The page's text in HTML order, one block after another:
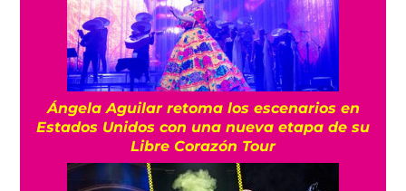
Ángela Aguilar retoma los escenarios en
Estados Unidos con una nueva etapa de su
Libre Corazón Tour